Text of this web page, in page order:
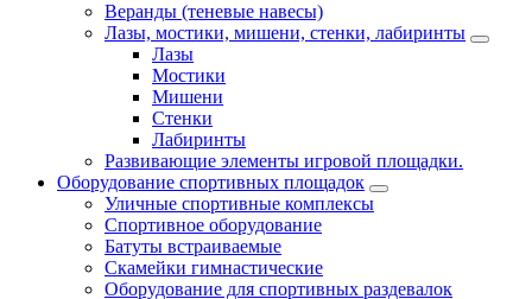
Веранды (теневые навесы)
Лазы, мостики, мишени, стенки, лабиринты
Лазы
Мостики
Мишени
Стенки
Лабиринты
Развивающие элементы игровой площадки.
Оборудование спортивных площадок
Уличные спортивные комплексы
Спортивное оборудование
Батуты встраиваемые
Скамейки гимнастические
Оборудование для спортивных раздевалок